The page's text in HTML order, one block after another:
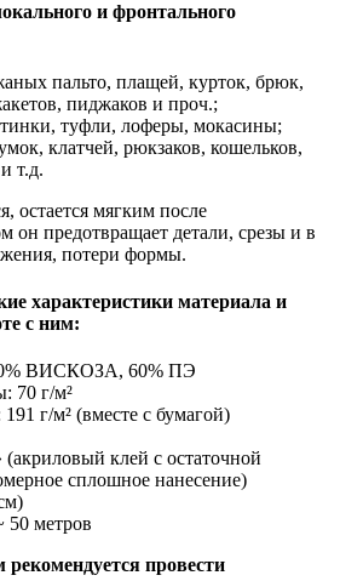
и фронтального
пальто, плащей, курток, брюк,
пиджаков и проч.;
туфли, лоферы, мокасины;
клатчей, рюкзаков, кошельков,
т.д.
остается мягким после
он предотвращает детали, срезы и в
потери формы.
характеристики материала и
с ним:
ВИСКОЗА, 60% ПЭ
70 г/м²
г/м² (вместе с бумагой)
клей с остаточной
сплошное нанесение)
50 метров
рекомендуется провести